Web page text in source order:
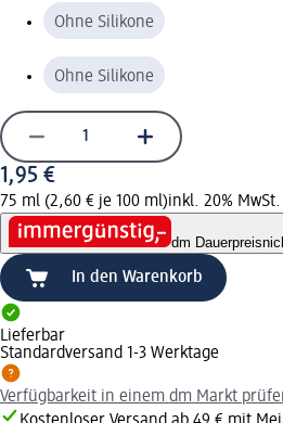
Ohne Silikone
Ohne Silikone
1,95 €
75 ml (2,60 € je 100 ml)inkl. 20%
dm Dauerpreis
In den Warenkorb
Lieferbar
Standardversand 1-3 Werktage
Verfügbarkeit in einem dm Markt